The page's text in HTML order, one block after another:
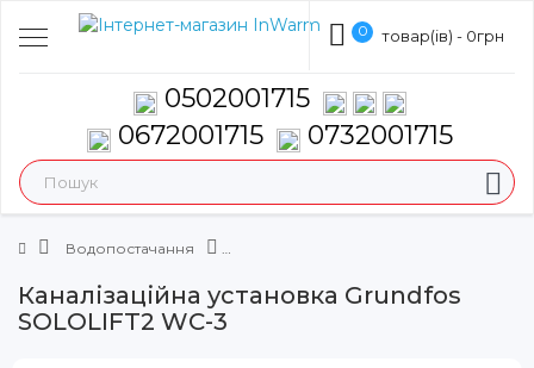
0 товар(ів) - 0грн
0502001715
0672001715
0732001715
Водопостачання
Каналізаційна установка Grundfos
SOLOLIFT2 WC-3